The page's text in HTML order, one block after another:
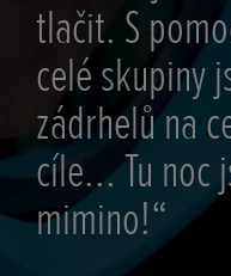
tlačit. S
celé skupiny
zádrhelů na
cíle... Tu noc
mimino!“